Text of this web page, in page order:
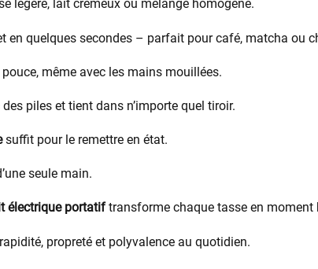
légère, lait crémeux ou mélange homogène.
en quelques secondes – parfait pour café, matcha ou
même avec les mains mouillées.
piles et tient dans n’importe quel tiroir.
suffit pour le remettre en état.
seule main.
électrique portatiftransforme chaque tasse en moment
propreté et polyvalence au quotidien.